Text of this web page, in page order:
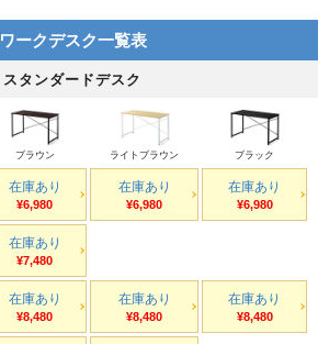
ワークデスク一覧表
スタンダードデスク
ブラウン ライトブラウン ブラック
在庫あり
¥6,980
在庫あり
¥6,980
在庫あり
¥6,980
在庫あり
¥7,480
在庫あり
¥8,480
在庫あり
¥8,480
在庫あり
¥8,480